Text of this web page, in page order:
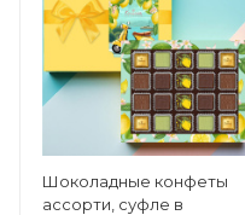
Шоколадные конфеты
ассорти, суфле в